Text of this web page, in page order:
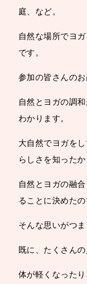
庭、など。
自然な場所でヨ
です。
参加の皆さんのお
自然とヨガの調
わかります。
大自然でヨガを
らしさを知ったか
自然とヨガの融
ることに決めたの
そんな思いがつ
既に、たくさん
体が軽くなったり